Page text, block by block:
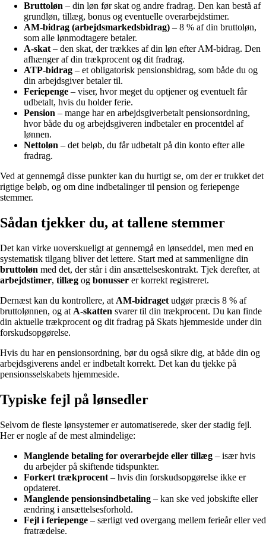
Bruttoløn – din løn før skat og andre fradrag. Den kan bestå af
grundløn, tillæg, bonus og eventuelle overarbejdstimer.
AM-bidrag (arbejdsmarkedsbidrag) – 8 % af din bruttoløn,
som alle lønmodtagere betaler.
A-skat– den skat, der trækkes af din løn efter AM-bidrag. Den
afhænger af din trækprocent og dit fradrag.
ATP-bidrag – et obligatorisk pensionsbidrag, som både du og
din arbejdsgiver betaler til.
Feriepenge – viser, hvor meget du optjener og eventuelt får
udbetalt, hvis du holder ferie.
Pension – mange har en arbejdsgiverbetalt pensionsordning,
hvor både du og arbejdsgiveren indbetaler en procentdel af
lønnen.
Nettoløn – det beløb, du får udbetalt på din konto efter alle
fradrag.
Ved at gennemgå disse punkter kan du hurtigt se, om der er trukket det
rigtige beløb, og om dine indbetalinger til pension og feriepenge
stemmer.
Sådan tjekker du, at tallene stemmer
Det kan virke uoverskueligt at gennemgå en lønseddel, men med en
systematisk tilgang bliver det lettere. Start med at sammenligne din
bruttoløn med det, der står i din ansættelseskontrakt. Tjek derefter, at
arbejdstimer, tillæg og bonusser er korrekt registreret.
Dernæst kan du kontrollere, at AM-bidraget udgør præcis 8 % af
bruttolønnen, og at A-skatten svarer til din trækprocent. Du kan finde
din aktuelle trækprocent og dit fradrag på Skats hjemmeside under din
forskudsopgørelse.
Hvis du har en pensionsordning, bør du også sikre dig, at både din og
arbejdsgiverens andel er indbetalt korrekt. Det kan du tjekke på
pensionsselskabets hjemmeside.
Typiske fejl på lønsedler
Selvom de fleste lønsystemer er automatiserede, sker der stadig fejl.
Her er nogle af de mest almindelige:
Manglende betaling for overarbejde eller tillæg – især hvis
du arbejder på skiftende tidspunkter.
Forkert trækprocent – hvis din forskudsopgørelse ikke er
opdateret.
Manglende pensionsindbetaling – kan ske ved jobskifte eller
ændring i ansættelsesforhold.
Fejl i feriepenge – særligt ved overgang mellem ferieår eller ved
fratrædelse.